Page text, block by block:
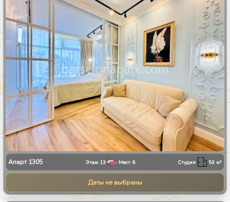
Апарт 1305 Этаж 13 Мест 6 Студия 53 м²
Даты не выбраны